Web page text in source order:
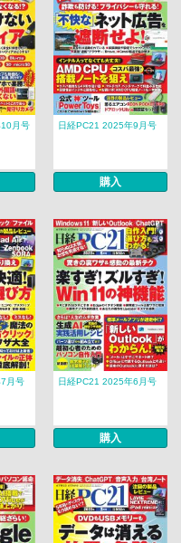
月号 日経PC21 2025年9月号
購入
月号 日経PC21 2025年6月号
購入